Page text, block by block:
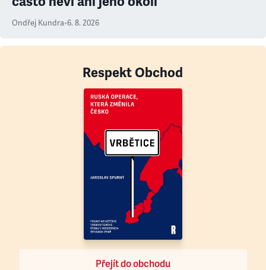
Ondřej Kundra•6. 8. 2026
Respekt Obchod
Přejít do obchodu